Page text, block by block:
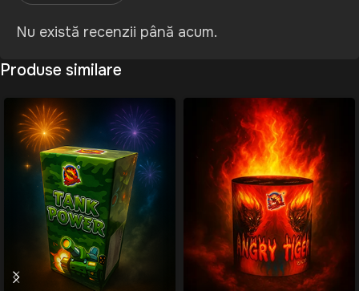
Nu există recenzii până acum.
Produse similare